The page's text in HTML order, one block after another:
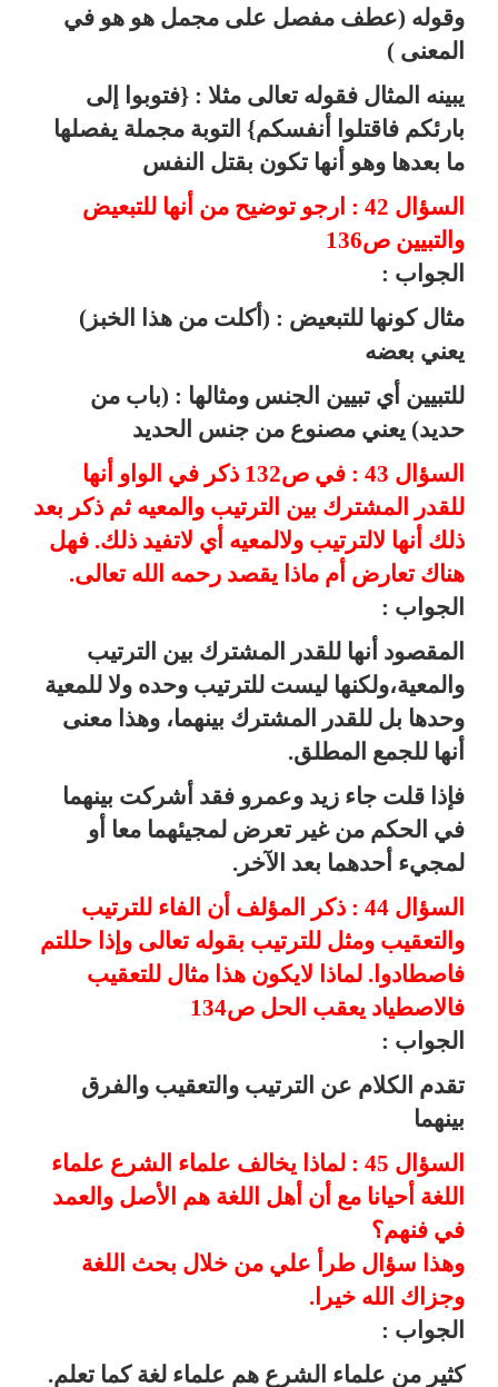
وقوله (عطف مفصل على مجمل هو هو في
المعنى )
يبينه المثال فقوله تعالى مثلا : {فتوبوا إلى
بارئكم فاقتلوا أنفسكم} التوبة مجملة يفصلها
ما بعدها وهو أنها تكون بقتل النفس
السؤال 42 : ارجو توضيح من أنها للتبعيض
والتبيين ص136
الجواب :
مثال كونها للتبعيض : (أكلت من هذا الخبز)
يعني بعضه
للتبيين أي تبيين الجنس ومثالها : (باب من
حديد) يعني مصنوع من جنس الحديد
السؤال 43 : في ص132 ذكر في الواو أنها
للقدر المشترك بين الترتيب والمعيه ثم ذكر بعد
ذلك أنها لالترتيب ولالمعيه أي لاتفيد ذلك. فهل
هناك تعارض أم ماذا يقصد رحمه الله تعالى.
الجواب :
المقصود أنها للقدر المشترك بين الترتيب
والمعية،ولكنها ليست للترتيب وحده ولا للمعية
وحدها بل للقدر المشترك بينهما، وهذا معنى
أنها للجمع المطلق.
فإذا قلت جاء زيد وعمرو فقد أشركت بينهما
في الحكم من غير تعرض لمجيئهما معا أو
لمجيء أحدهما بعد الآخر.
السؤال 44 : ذكر المؤلف أن الفاء للترتيب
والتعقيب ومثل للترتيب بقوله تعالى وإذا حللتم
فاصطادوا. لماذا لايكون هذا مثال للتعقيب
فالاصطياد يعقب الحل ص134
الجواب :
تقدم الكلام عن الترتيب والتعقيب والفرق
بينهما
السؤال 45 : لماذا يخالف علماء الشرع علماء
اللغة أحيانا مع أن أهل اللغة هم الأصل والعمد
في فنهم؟
وهذا سؤال طرأ علي من خلال بحث اللغة
وجزاك الله خيرا.
الجواب :
كثير من علماء الشرع هم علماء لغة كما تعلم.